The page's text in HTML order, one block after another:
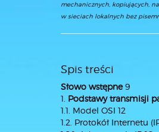
mechanicznych, kopiujących,
w sieciach lokalnych bez
Spis treści
Słowo wstępne9
1. Podstawy transmisji
1.1. Model OSI 12
1.2. Protokół Internetu